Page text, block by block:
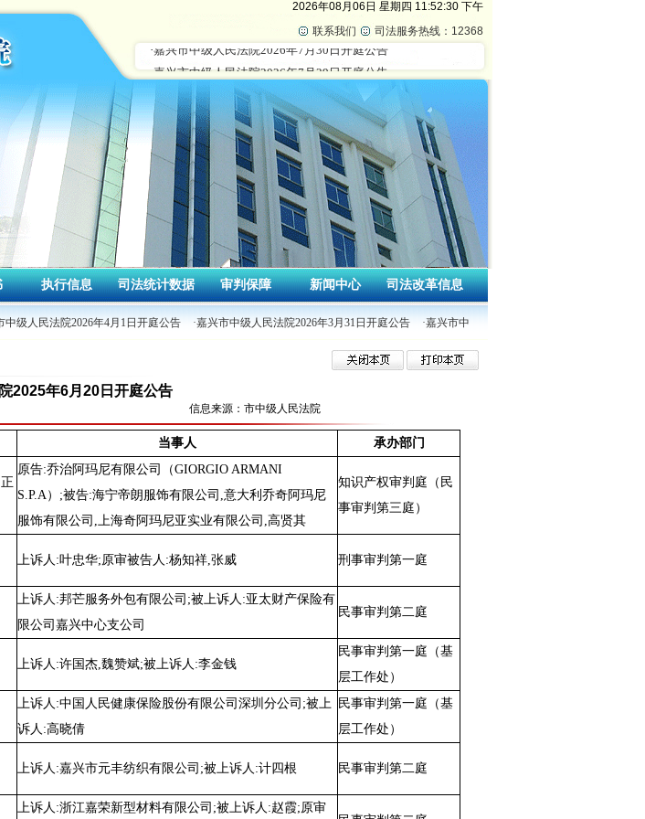
2026年08月06日 星期四 11:52:30 下午
联系我们
司法服务热线：12368
执行信息 司法统计数据 审判保障 新闻中心 司法改革信息
中级人民法院2026年4月1日开庭公告 ·嘉兴市中级人民法院2026年3月31日开庭公告 ·嘉兴市中级人民法院2026年3月30日开庭公告
2025年6月20日开庭公告
信息来源：市中级人民法院
当事人 承办部门
原告:乔治阿玛尼有限公司（GIORGIO ARMANI
S.P.A）;被告:海宁帝朗服饰有限公司,意大利乔奇阿玛尼
服饰有限公司,上海奇阿玛尼亚实业有限公司,高贤其
知识产权审判庭（民
事审判第三庭）
上诉人:叶忠华;原审被告人:杨知祥,张威 刑事审判第一庭
上诉人:邦芒服务外包有限公司;被上诉人:亚太财产保险有
限公司嘉兴中心支公司
民事审判第二庭
上诉人:许国杰,魏赞斌;被上诉人:李金钱
民事审判第一庭（基
层工作处）
上诉人:中国人民健康保险股份有限公司深圳分公司;被上
诉人:高晓倩
民事审判第一庭（基
层工作处）
上诉人:嘉兴市元丰纺织有限公司;被上诉人:计四根 民事审判第二庭
上诉人:浙江嘉荣新型材料有限公司;被上诉人:赵霞;原审